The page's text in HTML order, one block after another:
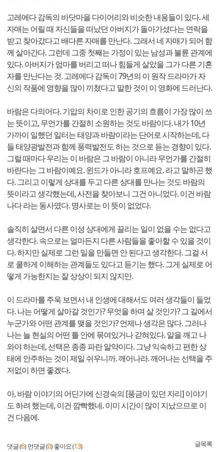
고레에다 감독의 바닷마을 다이어리와 비슷한 내용들이 있다. 세
자매는 어릴 때 자신들을 떠났던 아버지가 돌아가셨다는 연락을
받고 찾아갔다고 배다른 자매를 만난다. 그래서 네 자매가 되어 함
께 살아간다. 그런데 그중 첫째는 가정이 있는 남성과 불륜 관계에
있다. 아버지가 엄마를 버리고 떠나 힘들게 살았을 그가 다른 기혼
자를 만난다는 것. 고레에다 감독이 79년의 이 원작 드라마가 자
신의 작품에 영향을 많이 끼쳤다고 말한 것이 이 영화에 드러난다.
바람은 다의어다. 기압의 차이로 인한 공기의 흐름이 가장 많이 쓰
는 뜻이고, 무언가를 간절히 소원하는 것도 바람이다. 내가 10년
가까이 일했던 일터는 태양과 바람이라는 단어로 시작하는데, 다
들 태양광발전과 함께 풍력발전도 하는 것으로 듣는 경향이 있다.
그럴 때마다 우리는 이 바람은 그 바람이 아니라 무언가를 간절히
바란다는 그 바람이예요. 윈드가 아니라 호프예요. 라고 말하곤 했
다. 그리고 이렇게 상대를 두고 다른 상대를 만나는 것도 바람의
뜻이라고 생각했는데, 사전을 찾아보니 그건 아니었다. 이건 바람
나다 라는 동사였다. 명사로는 이 뜻이 없었다.
솔직히 살면서 다른 이성 상대에게 끌리는 일이 없을 수는 없다고
생각한다. 속으로는 얼마든지 다른 사람들을 좋아할 수 있을 것이
다. 하지만 실제로 그런 일을 만들면 안 된다고 생각한다. 그걸 서
로 쿨하게 이해하는 관계들도 있다고 듣기는 했다. 그게 실제로 어
떻게 가능한지는 잘 상상이 되지 않지만.
이 드라마를 주욱 보면서 내 인생에 대해서도 여러 생각들이 들었
다. 나는 어떻게 살아갈 것인가? 무엇을 하며 살 것인가? 그 길에서
누군가와 어떤 관계를 맺을 것인가? 언제나 생각은 많다. 그러나
나는 늘 현실의 어떤 틀 안에 묶여있거나 갇혀있다. 알을 깨고 나
와야 하는데, 선택은 종종 파란 알약이다. 그냥 익숙하고 편한 상
태에 안주하는 것이 제일 쉬우니까. 깨어나라. 깨어나는 선택을 주
저없이 하면 좋겠다.
아, 바람 이야기의 어딘가에 신경숙의 [풍금이 있던 자리] 이야기
도 하려 했는데, 이건 깜빡했네. 이미 시간이 많이 지났으므로 이
건 다음에.
댓글 (6) 먼댓글 (0) 좋아요 (13) 글목록